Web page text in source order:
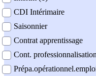
CDI Intérimaire
Saisonnier
Contrat apprentissage
Cont. professionnalisation